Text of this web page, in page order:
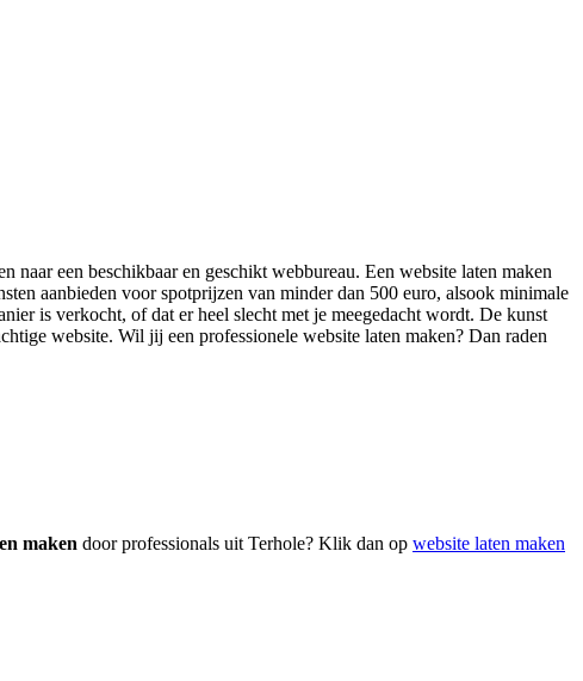
een beschikbaar en geschikt webbureau. Een website laten maken
aanbieden voor spotprijzen van minder dan 500 euro, alsook minimale
is verkocht, of dat er heel slecht met je meegedacht wordt. De kunst
website. Wil jij een professionele website laten maken? Dan raden
maken door professionals uit Terhole? Klik dan op website laten maken